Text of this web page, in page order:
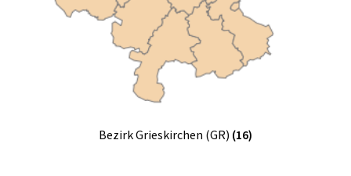
Bezirk Grieskirchen (GR) (16)